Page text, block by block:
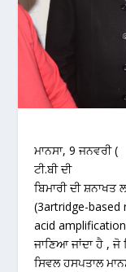
ਮਾਨਸਾ, 9
ਟੀ.ਬੀ ਦੀ
ਬਿਮਾਰੀ ਦੀ
(3artridge-based
acid
ਜਾਣਿਆ ਜਾਂਦਾ ਹੈ , ਜੋ
ਸਿਵਲ ਹਸਪਤਾਲ